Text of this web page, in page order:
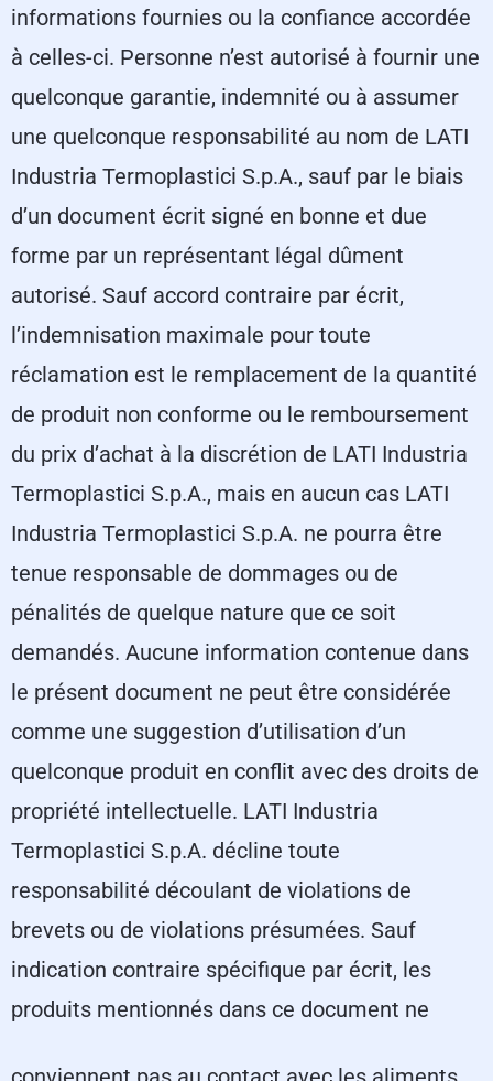
informations fournies ou la confiance accordée
à celles-ci. Personne n’est autorisé à fournir une
quelconque garantie, indemnité ou à assumer
une quelconque responsabilité au nom de LATI
Industria Termoplastici S.p.A., sauf par le biais
d’un document écrit signé en bonne et due
forme par un représentant légal dûment
autorisé. Sauf accord contraire par écrit,
l’indemnisation maximale pour toute
réclamation est le remplacement de la quantité
de produit non conforme ou le remboursement
du prix d’achat à la discrétion de LATI Industria
Termoplastici S.p.A., mais en aucun cas LATI
Industria Termoplastici S.p.A. ne pourra être
tenue responsable de dommages ou de
pénalités de quelque nature que ce soit
demandés. Aucune information contenue dans
le présent document ne peut être considérée
comme une suggestion d’utilisation d’un
quelconque produit en conflit avec des droits de
propriété intellectuelle. LATI Industria
Termoplastici S.p.A. décline toute
responsabilité découlant de violations de
brevets ou de violations présumées. Sauf
indication contraire spécifique par écrit, les
produits mentionnés dans ce document ne